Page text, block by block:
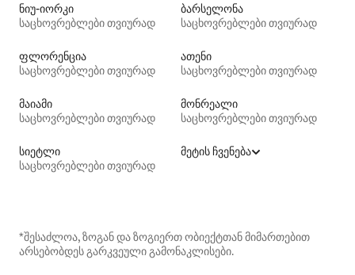
ნიუ-იორკი
საცხოვრებლები თვიურად
ბარსელონა
საცხოვრებლები თვიურად
ფლორენცია
საცხოვრებლები თვიურად
ათენი
საცხოვრებლები თვიურად
მაიამი
საცხოვრებლები თვიურად
მონრეალი
საცხოვრებლები თვიურად
სიეტლი
საცხოვრებლები თვიურად
მეტის ჩვენება
*შესაძლოა, ზოგან და ზოგიერთ ობიექტთან მიმართებით
არსებობდეს გარკვეული გამონაკლისები.